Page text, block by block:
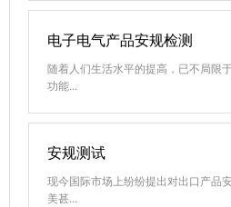
电子电气产品安规检测
随着人们生活水平的提高，已不局限
功能...
安规测试
现今国际市场上纷纷提出对出口产品
美甚...